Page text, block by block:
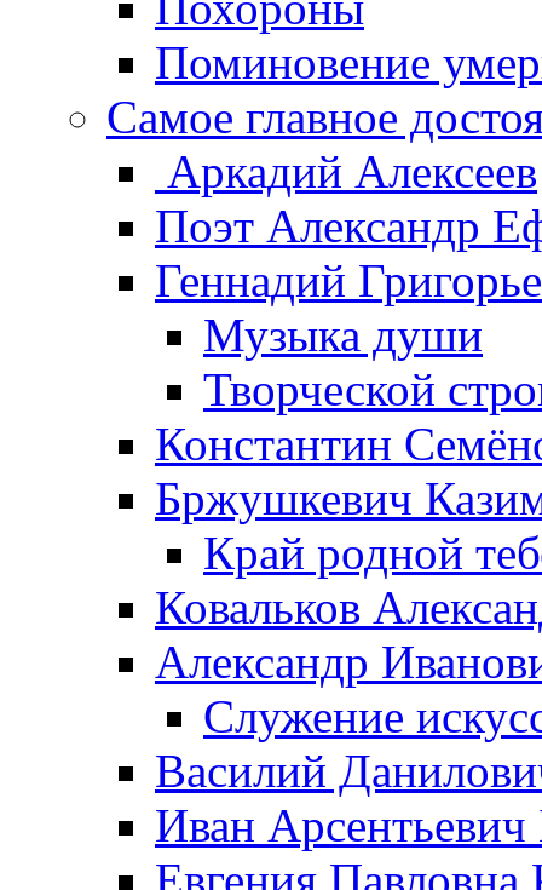
Поминовение
Самое главное
Аркадий Алексеев
Поэт Александр
Геннадий
Музыка души
Творческой
Константин
Бржушкевич
Край родной
Ковальков
Александр
Служение
Василий
Иван
Евгения Павловна